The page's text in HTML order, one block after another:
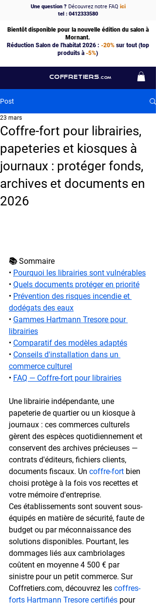
COFFRETIERS .COM
Une question ?Découvrez notre FAQ ici
tel : 0412333580
Bientôt disponible pour la nouvelle édition du salon à
Mornant.
Réduction Salon de l'habitat 2026 : -20%sur tout (top
produits à -5%)
Post
Coffre-fort pour librairies,
papeteries et kiosques à
journaux : protéger fonds,
archives et documents en
2026
23 mars
📚 Sommaire
• Pourquoi les librairies sont vulnérables
• Quels documents protéger en priorité
• Prévention des risques incendie et
dodégats des eaux
• Gammes Hartmann Tresore pour
librairies
• Comparatif des modèles adaptés
• Conseils d'installation dans un
commerce culturel
• FAQ — Coffre-fort pour librairies
Une librairie indépendante, une
papeterie de quartier ou un kiosque à
journaux : ces commerces culturels
gèrent des espèces quotidiennement et
conservent des archives précieuses —
contrats d'éditeurs, fichiers clients,
documents fiscaux. Un coffre-fort bien
choisi protège à la fois vos recettes et
votre mémoire d'entreprise.
Ces établissements sont souvent sous-
équipés en matière de sécurité, faute de
budget ou par méconnaissance des
solutions disponibles. Pourtant, les
dommages liés aux cambriolages
coûtent en moyenne 4 500 € par
sinistre pour un petit commerce. Sur
Coffretiers.com, découvrez les coffres-
forts Hartmann Tresore certifiés pour